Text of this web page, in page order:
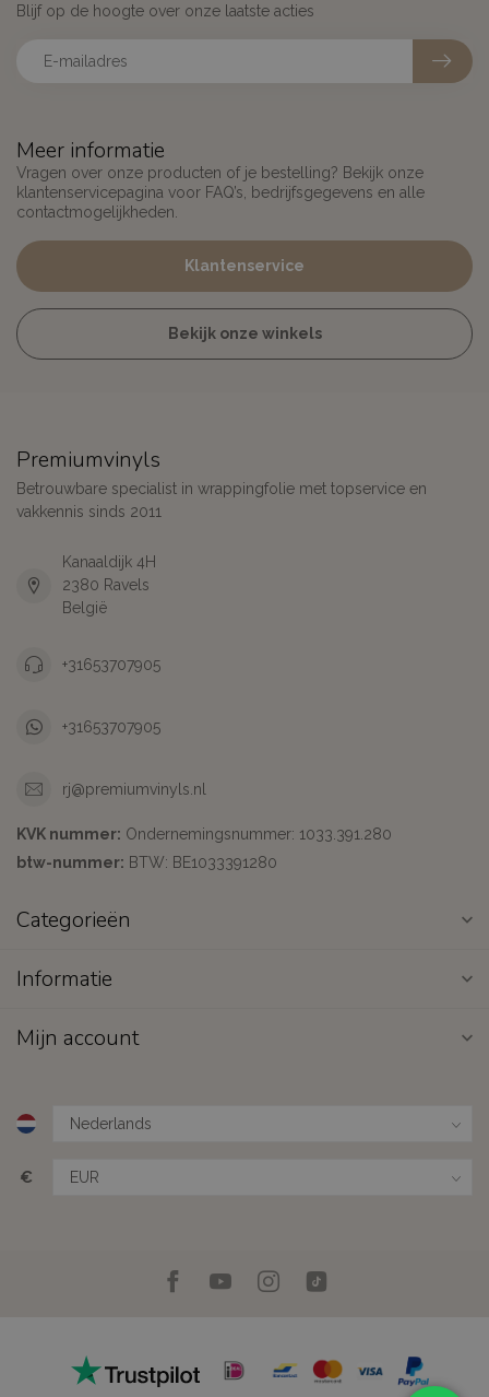
Meer informatie
Vragen over onze producten of je bestelling? Bekijk onze
klantenservicepagina voor FAQ’s, bedrijfsgegevens en alle
contactmogelijkheden.
Klantenservice
Bekijk onze winkels
Blijf op de hoogte over onze laatste acties
Premiumvinyls
Betrouwbare specialist in wrappingfolie met topservice en
vakkennis sinds 2011
Kanaaldijk 4H
2380 Ravels
België
+31653707905
+31653707905
rj@premiumvinyls.nl
KVK nummer: Ondernemingsnummer: 1033.391.280
btw-nummer: BTW: BE1033391280
Categorieën
Informatie
Mijn account
€